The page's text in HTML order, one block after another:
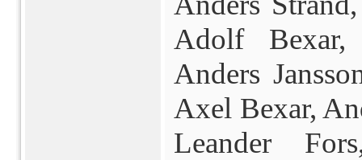
Adolf
Anders
Axel Bexar,
Leander